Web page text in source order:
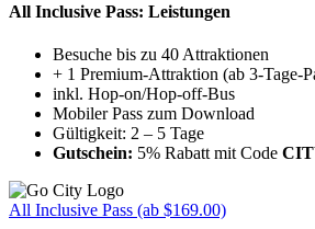
All Inclusive Pass: Leistungen
Besuche bis zu 40 Attraktionen
+ 1 Premium-Attraktion (ab 3-Tage-
inkl. Hop-on/Hop-off-Bus
Mobiler Pass zum Download
Gültigkeit: 2 – 5 Tage
Gutschein: 5% Rabatt mit Code
All Inclusive Pass (ab $169.00)